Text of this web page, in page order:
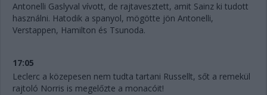
Antonelli Gaslyval vívott, de rajtavesztett, amit Sainz ki tudott
használni. Hatodik a spanyol, mögötte jön Antonelli,
Verstappen, Hamilton és Tsunoda.
17:05
Leclerc a közepesen nem tudta tartani Russellt, sőt a remekül
rajtoló Norris is megelőzte a monacóit!